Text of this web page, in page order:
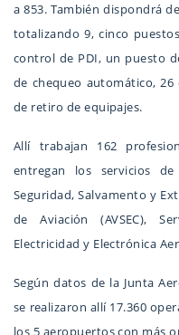
a 853. También dispondrá
totalizando 9, cinco
control de PDI, un puesto
de chequeo automático,
de retiro de equipajes.
Allí trabajan 162
entregan los servicios
Seguridad, Salvamento y
de Aviación (AVSEC),
Electricidad y Electrónica
Según datos de la Junta
se realizaron allí 17.360
los 5 aeropuertos con más